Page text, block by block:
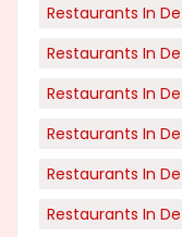
Restaurants In
Restaurants In
Restaurants In
Restaurants In
Restaurants In
Restaurants In